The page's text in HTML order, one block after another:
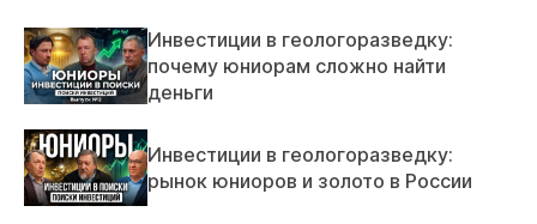
Инвестиции в геологоразведку:
почему юниорам сложно найти
деньги
Инвестиции в геологоразведку:
рынок юниоров и золото в России